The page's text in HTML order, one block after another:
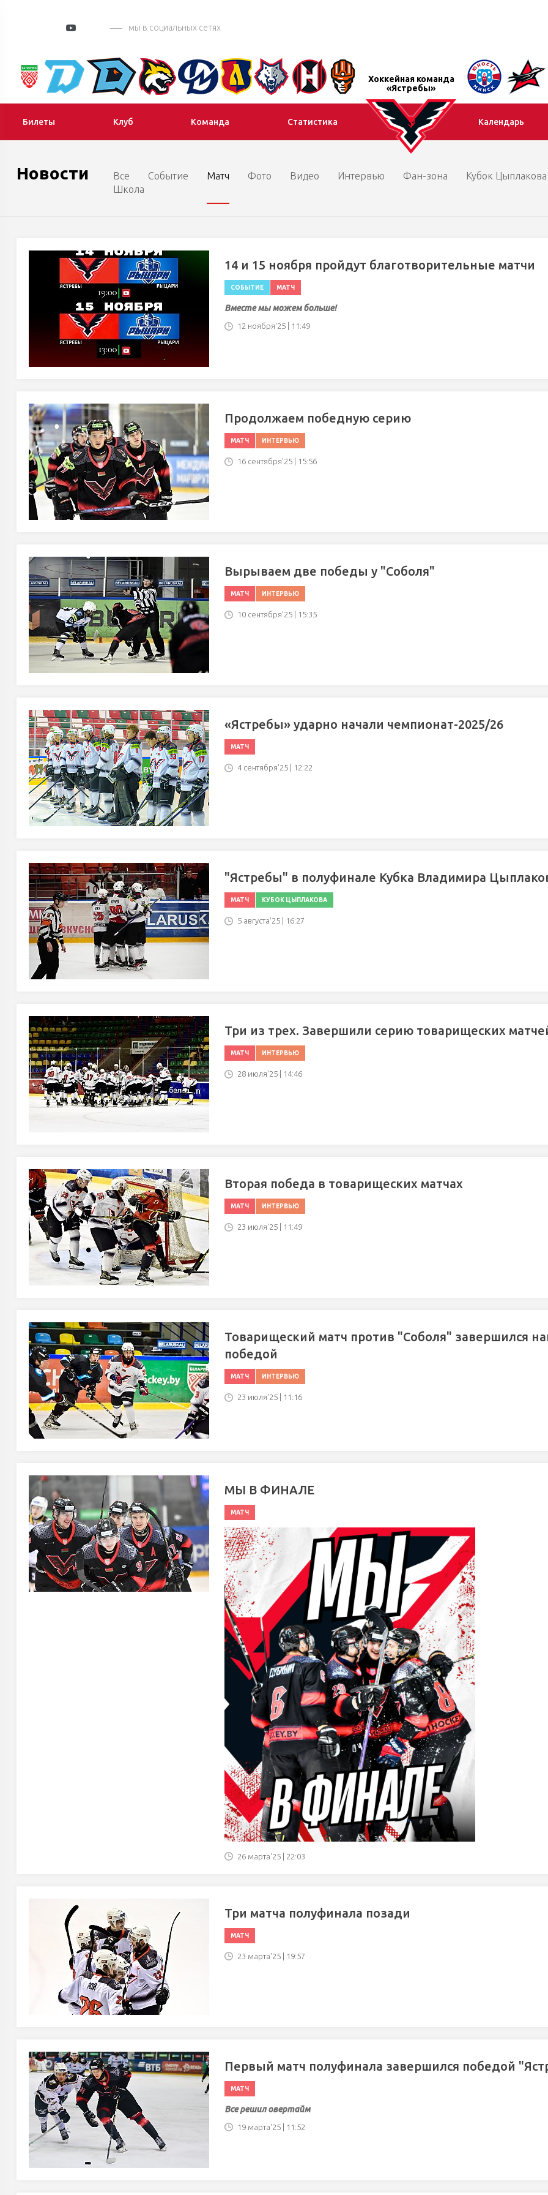
мы в социальных сетях
Хоккейная команда
«Ястребы»
Билеты Клуб Команда Статистика Календарь
Новости Все Событие Матч Фото Видео Интервью Фан-зона
Кубок Цыплакова
Школа
14 и 15 ноября пройдут благотворительные матчи
СОБЫТИЕ МАТЧ
Вместе мы можем больше!
12 ноября'25 | 11:49
Продолжаем победную серию
МАТЧ ИНТЕРВЬЮ
16 сентября'25 | 15:56
Вырываем две победы у "Соболя"
МАТЧ ИНТЕРВЬЮ
10 сентября'25 | 15:35
«Ястребы» ударно начали чемпионат-2025/26
МАТЧ
4 сентября'25 | 12:22
"Ястребы" в полуфинале Кубка Владимира
МАТЧ КУБОК ЦЫПЛАКОВА
5 августа'25 | 16:27
Три из трех. Завершили серию товарищеских
МАТЧ ИНТЕРВЬЮ
28 июля'25 | 14:46
Вторая победа в товарищеских матчах
МАТЧ ИНТЕРВЬЮ
23 июля'25 | 11:49
Товарищеский матч против "Соболя" завершился
победой
МАТЧ ИНТЕРВЬЮ
23 июля'25 | 11:16
МЫ В ФИНАЛЕ
МАТЧ
26 марта'25 | 22:03
Три матча полуфинала позади
МАТЧ
23 марта'25 | 19:57
Первый матч полуфинала завершился победой
МАТЧ
Все решил овертайм
19 марта'25 | 11:52